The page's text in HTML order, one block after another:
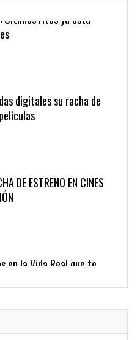
digitales su racha de
DE ESTRENO EN CINES
la Vida Real que te
Últimos ritos ya está